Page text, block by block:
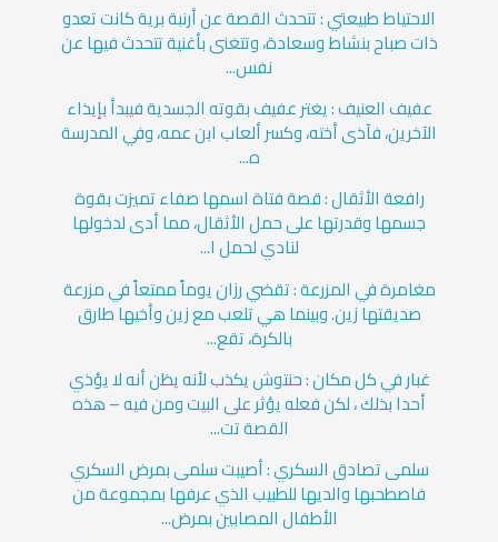
الاحتياط طبيعتي : تتحدث القصة عن أرنبة برية كانت تعدو
ذات صباح بنشاط وسعادة، وتتغنى بأغنية تتحدث فيها عن
نفس...
عفيف العنيف : يغتر عفيف بقوته الجسدية فيبدأ بإيذاء
الآخرين، فآذى أخته، وكسر ألعاب ابن عمه، وفي المدرسة
ه...
رافعة الأثقال : قصة فتاة اسمها صفاء تميزت بقوة
جسمها وقدرتها على حمل الأثقال، مما أدى لدخولها
لنادي لحمل ا...
مغامرة في المزرعة : تقضي رزان يوماً ممتعاً في مزرعة
صديقتها زين. وبينما هي تلعب مع زين وأخيها طارق
بالكرة، تقع...
غبار في كل مكان : حنتوش يكذب لأنه يظن أنه لا يؤذي
أحدا بذلك ، لكن فعله يؤثر على البيت ومن فيه – هذه
القصة تت...
سلمى تصادق السكري : أصيبت سلمى بمرض السكري
فاصطحبها والديها للطبيب الذي عرفها بمجموعة من
الأطفال المصابين بمرض...